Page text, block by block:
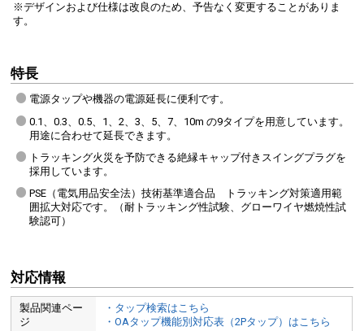
※デザインおよび仕様は改良のため、予告なく変更することがありま
す。
特長
電源タップや機器の電源延長に便利です。
0.1、0.3、0.5、1、2、3、5、7、10m の9タイプを用意しています。
用途に合わせて延長できます。
トラッキング火災を予防できる絶縁キャップ付きスイングプラグを
採用しています。
PSE（電気用品安全法）技術基準適合品 トラッキング対策適用範
囲拡大対応です。（耐トラッキング性試験、グローワイヤ燃焼性試
験認可）
対応情報
製品関連ペー
ジ
・タップ検索はこちら
・OAタップ機能別対応表（2Pタップ）はこちら